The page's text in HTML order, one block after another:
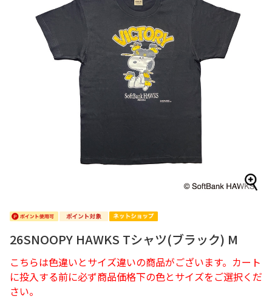
26SNOOPY HAWKS Tシャツ(ブラック) M
こちらは色違いとサイズ違いの商品がございます。カート
に投入する前に必ず商品価格下の色とサイズをご選択くだ
さい。